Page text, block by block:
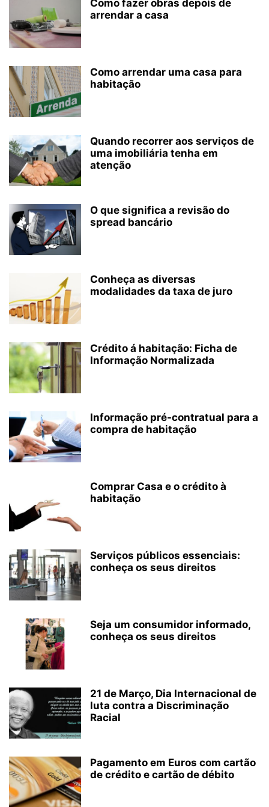
Como fazer obras depois de
arrendar a casa
Como arrendar uma casa para
habitação
Quando recorrer aos serviços de
uma imobiliária tenha em
atenção
O que significa a revisão do
spread bancário
Conheça as diversas
modalidades da taxa de juro
Crédito á habitação: Ficha de
Informação Normalizada
Informação pré-contratual para a
compra de habitação
Comprar Casa e o crédito à
habitação
Serviços públicos essenciais:
conheça os seus direitos
Seja um consumidor informado,
conheça os seus direitos
21 de Março, Dia Internacional de
luta contra a Discriminação
Racial
Pagamento em Euros com cartão
de crédito e cartão de débito